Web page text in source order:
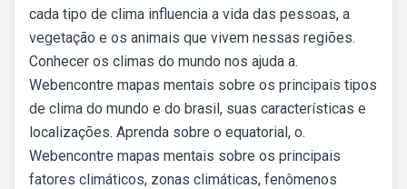
cada tipo de clima influencia a vida das pessoas, a
vegetação e os animais que vivem nessas regiões.
Conhecer os climas do mundo nos ajuda a.
Webencontre mapas mentais sobre os principais tipos
de clima do mundo e do brasil, suas características e
localizações. Aprenda sobre o equatorial, o.
Webencontre mapas mentais sobre os principais
fatores climáticos, zonas climáticas, fenômenos